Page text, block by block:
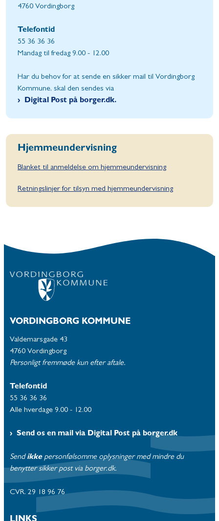
4760 Vordingborg
Telefontid
55 36 36 36
Mandag til fredag 9.00 - 12.00
Har du behov for at sende en sikker mail til Vordingborg
Kommune, skal den sendes via
Digital Post på borger.dk.
Hjemmeundervisning
Blanket til anmeldelse om hjemmeundervisning
Retningslinjer for tilsyn med hjemmeundervisning
VORDINGBORG KOMMUNE
Valdemarsgade 43
4760 Vordingborg
Personligt fremmøde kun efter aftale.
Telefontid
55 36 36 36
Alle hverdage 9.00 - 12.00
Send os en mail via Digital Post på borger.dk
Send ikke personfølsomme oplysninger med mindre du
benytter sikker post via borger.dk.
CVR. 29 18 96 76